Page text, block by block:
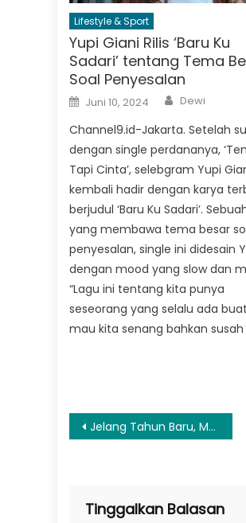
Lifestyle & Sport
Yupi Giani Rilis ‘Baru Ku
Sadari’ tentang Tema
Soal Penyesalan
Posted
on
Juni 10, 2024 Author
Dewi
Channel9.id-Jakarta. Setelah
dengan single perdananya,
Tapi Cinta’, selebgram Yupi
kembali hadir dengan karya
berjudul ‘Baru Ku Sadari’.
yang membawa tema besar
penyesalan, single ini didesain
dengan mood yang slow dan
“Lagu ini tentang kita punya
seseorang yang selalu ada
mau kita senang bahkan susah
Navigasi
Jelang Tahun Baru, Mendagri Minta Kepala Daerah Maksimalkan Aplikasi PeduliLindungi di Ruang Publik
Tinggalkan Balasan